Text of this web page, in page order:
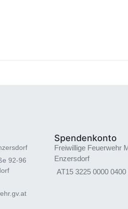
92-96
Spendenkonto
Freiwillige Feuerwehr
Enzersdorf
AT15 3225 0000 0400